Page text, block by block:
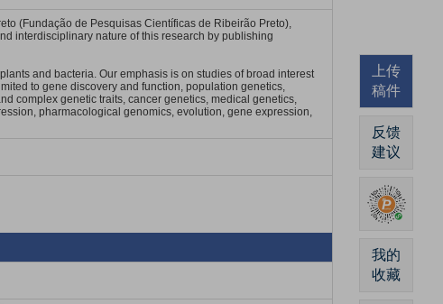
(Fundação de Pesquisas Científicas de Ribeirão Preto),
interdisciplinary nature of this research by publishing
and bacteria. Our emphasis is on studies of broad interest
to gene discovery and function, population genetics,
complex genetic traits, cancer genetics, medical genetics,
pharmacological genomics, evolution, gene expression,
上传
稿件
反馈
建议
我的
收藏